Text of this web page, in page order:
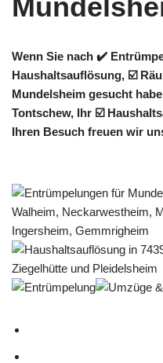
Wenn Sie nach ✔️
Haushaltsauflösung, ☑️
Mundelsheim gesucht
Tontschew, Ihr ☑️
Ihren Besuch freuen wir